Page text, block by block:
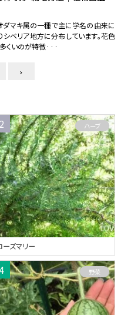
ダマキ属の一種で主に学名の由来に
シベリア地方に分布しています。花色
くいのが特徴···
ーズマリー
ハーブ
野菜